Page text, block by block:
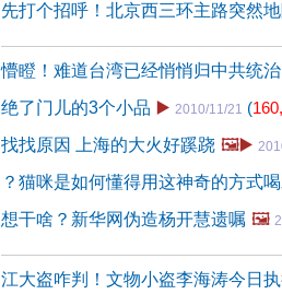
先打个招呼！北京西三环主路突然
懵瞪！难道台湾已经悄悄归中共统治
绝了门儿的3个小品 ▶️ 2010/11/21 (
找找原因 上海的大火好蹊跷 🖼️▶️
？猫咪是如何懂得用这神奇的方式
想干啥？新华网伪造杨开慧遗嘱 🖼️
江大盗咋判！文物小盗李海涛今日执